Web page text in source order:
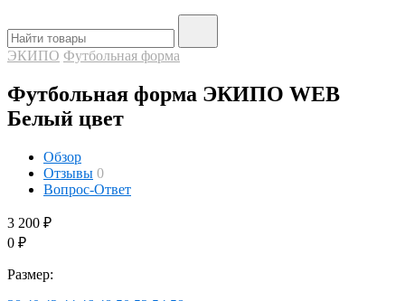
ЭКИПО Футбольная форма
Футбольная форма ЭКИПО WEB
Белый цвет
Обзор
Отзывы 0
Вопрос-Ответ
3 200 ₽
0 ₽
Размер: